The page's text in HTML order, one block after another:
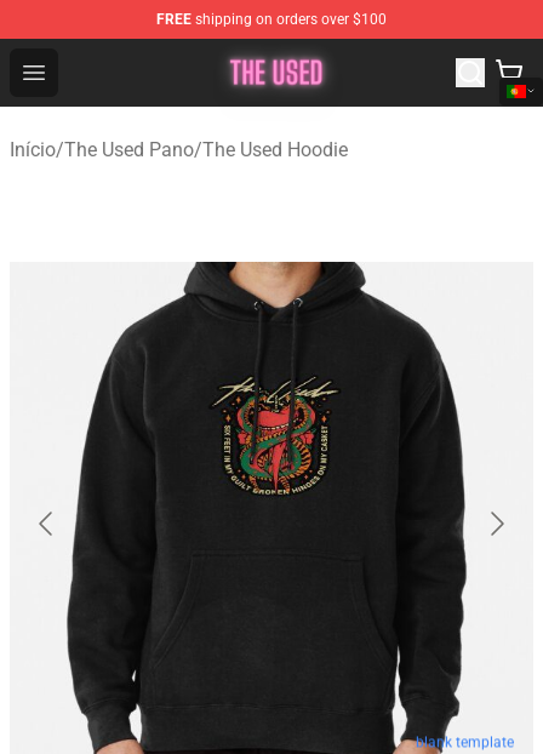
FREE shipping on orders over $100
Open menu
The Used Store - Official The Used Merchandise Shop
Início/The Used Pano/The Used Hoodie
blank template